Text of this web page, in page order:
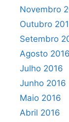
Novembro
Outubro
Setembro
Agosto 2016
Julho 2016
Junho 2016
Maio 2016
Abril 2016